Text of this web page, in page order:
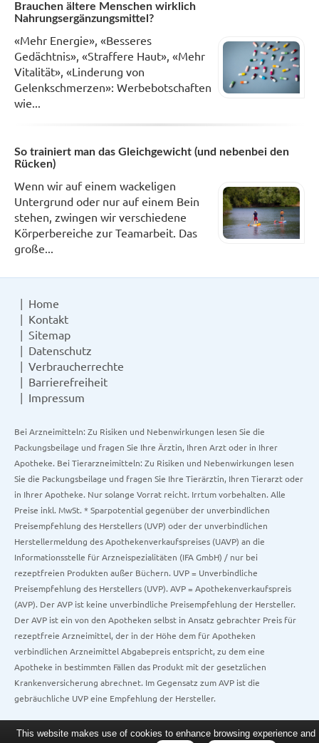
Brauchen ältere Menschen wirklich
Nahrungsergänzungsmittel?
«Mehr Energie», «Besseres
Gedächtnis», «Straffere Haut», «Mehr
Vitalität», «Linderung von
Gelenkschmerzen»: Werbebotschaften
wie...
So trainiert man das Gleichgewicht (und nebenbei den
Rücken)
Wenn wir auf einem wackeligen
Untergrund oder nur auf einem Bein
stehen, zwingen wir verschiedene
Körperbereiche zur Teamarbeit. Das
große...
Home
Kontakt
Sitemap
Datenschutz
Verbraucherrechte
Barrierefreiheit
Impressum
Bei Arzneimitteln: Zu Risiken und Nebenwirkungen lesen Sie die
Packungsbeilage und fragen Sie Ihre Ärztin, Ihren Arzt oder in Ihrer
Apotheke. Bei Tierarzneimitteln: Zu Risiken und Nebenwirkungen lesen
Sie die Packungsbeilage und fragen Sie Ihre Tierärztin, Ihren Tierarzt oder
in Ihrer Apotheke. Nur solange Vorrat reicht. Irrtum vorbehalten. Alle
Preise inkl. MwSt. * Sparpotential gegenüber der unverbindlichen
Preisempfehlung des Herstellers (UVP) oder der unverbindlichen
Herstellermeldung des Apothekenverkaufspreises (UAVP) an die
Informationsstelle für Arzneispezialitäten (IFA GmbH) / nur bei
rezeptfreien Produkten außer Büchern. UVP = Unverbindliche
Preisempfehlung des Herstellers (UVP). AVP = Apothekenverkaufspreis
(AVP). Der AVP ist keine unverbindliche Preisempfehlung der Hersteller.
Der AVP ist ein von den Apotheken selbst in Ansatz gebrachter Preis für
rezeptfreie Arzneimittel, der in der Höhe dem für Apotheken
verbindlichen Arzneimittel Abgabepreis entspricht, zu dem eine
Apotheke in bestimmten Fällen das Produkt mit der gesetzlichen
Krankenversicherung abrechnet. Im Gegensatz zum AVP ist die
gebräuchliche UVP eine Empfehlung der Hersteller.
This website makes use of cookies to enhance browsing experience and